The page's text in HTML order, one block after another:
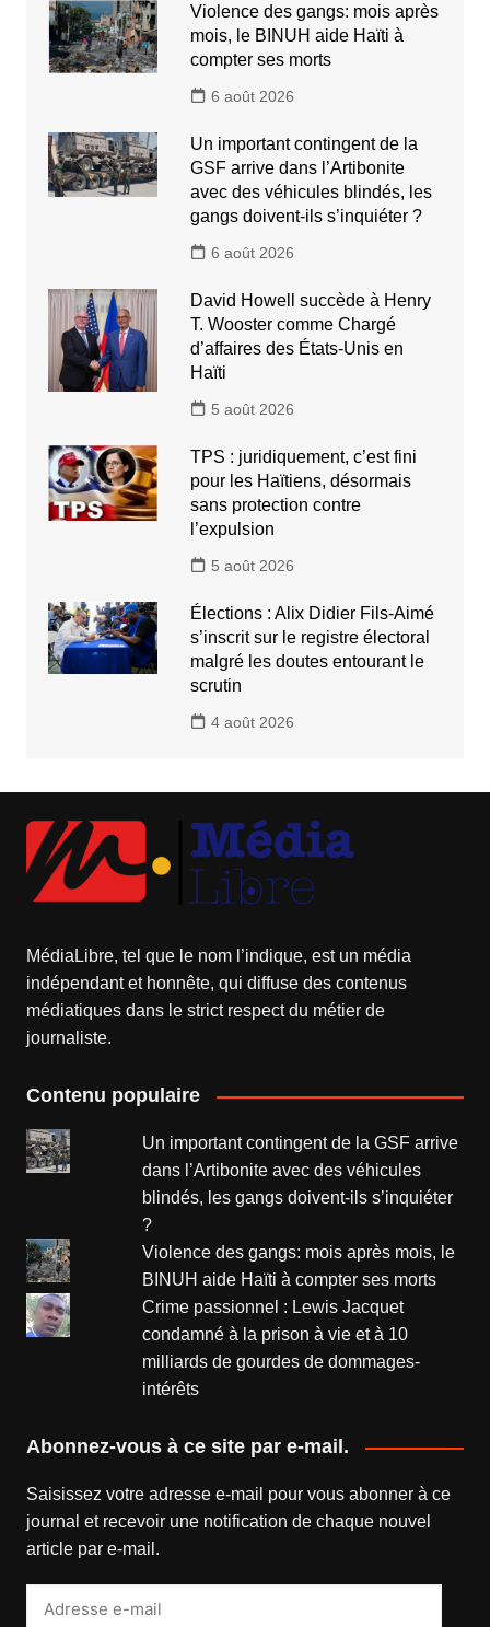
Violence des gangs: mois après
mois, le BINUH aide Haïti à
compter ses morts
6 août 2026
Un important contingent de la
GSF arrive dans l’Artibonite
avec des véhicules blindés, les
gangs doivent-ils s’inquiéter ?
6 août 2026
David Howell succède à Henry
T. Wooster comme Chargé
d’affaires des États-Unis en
Haïti
5 août 2026
TPS : juridiquement, c’est fini
pour les Haïtiens, désormais
sans protection contre
l’expulsion
5 août 2026
Élections : Alix Didier Fils-Aimé
s’inscrit sur le registre électoral
malgré les doutes entourant le
scrutin
4 août 2026
MédiaLibre, tel que le nom l’indique, est un média
indépendant et honnête, qui diffuse des contenus
médiatiques dans le strict respect du métier de
journaliste.
Contenu populaire
Un important contingent de la GSF arrive
dans l’Artibonite avec des véhicules
blindés, les gangs doivent-ils s’inquiéter
?
Violence des gangs: mois après mois, le
BINUH aide Haïti à compter ses morts
Crime passionnel : Lewis Jacquet
condamné à la prison à vie et à 10
milliards de gourdes de dommages-
intérêts
Abonnez-vous à ce site par e-mail.
Saisissez votre adresse e-mail pour vous abonner à ce
journal et recevoir une notification de chaque nouvel
article par e-mail.